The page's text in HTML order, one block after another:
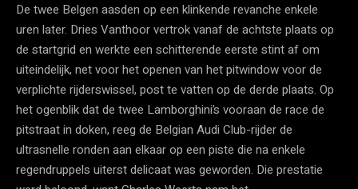
De twee Belgen aasden op een klinkende revanche enkele
uren later. Dries Vanthoor vertrok vanaf de achtste plaats op
de startgrid en werkte een schitterende eerste stint af om
uiteindelijk, net voor het openen van het pitwindow voor de
verplichte rijderswissel, post te vatten op de derde plaats. Op
het ogenblik dat de twee Lamborghini’s vooraan de race de
pitstraat in doken, reeg de Belgian Audi Club-rijder de
ultrasnelle ronden aan elkaar op een piste die na enkele
regendruppels uiterst delicaat was geworden. Die prestatie